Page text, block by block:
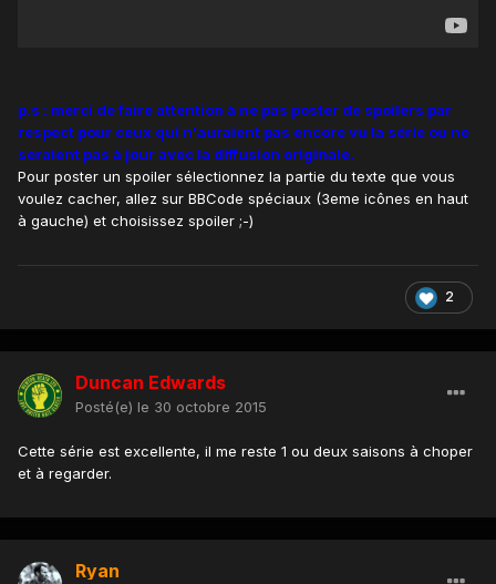
p.s : merci de faire attention à ne pas poster de spoilers par
respect pour ceux qui n'auraient pas encore vu la série ou ne
seraient pas à jour avec la diffusion originale.
Pour poster un spoiler sélectionnez la partie du texte que vous
voulez cacher, allez sur BBCode spéciaux (3eme icônes en haut
à gauche) et choisissez spoiler ;-)
2
Duncan Edwards
Posté(e) le 30 octobre 2015
Cette série est excellente, il me reste 1 ou deux saisons à choper
et à regarder.
Ryan